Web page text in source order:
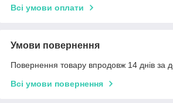
Всі умови оплати
Умови повернення
Повернення товару впродовж 14 днів за
Всі умови повернення